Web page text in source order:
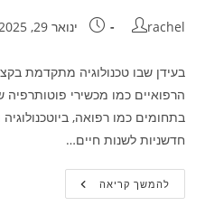
מחבר:
rachel פורסם:ינואר 29, 2025
בעידן שבו טכנולוגיה מתקדמת
הרפואיים כמו מכשירי
בתחומים כמו רפואה, ביוטכנולוגיה
חדשניות לשנות חיים…
להמשך קריאההטכנולוגיה
והמוצרים